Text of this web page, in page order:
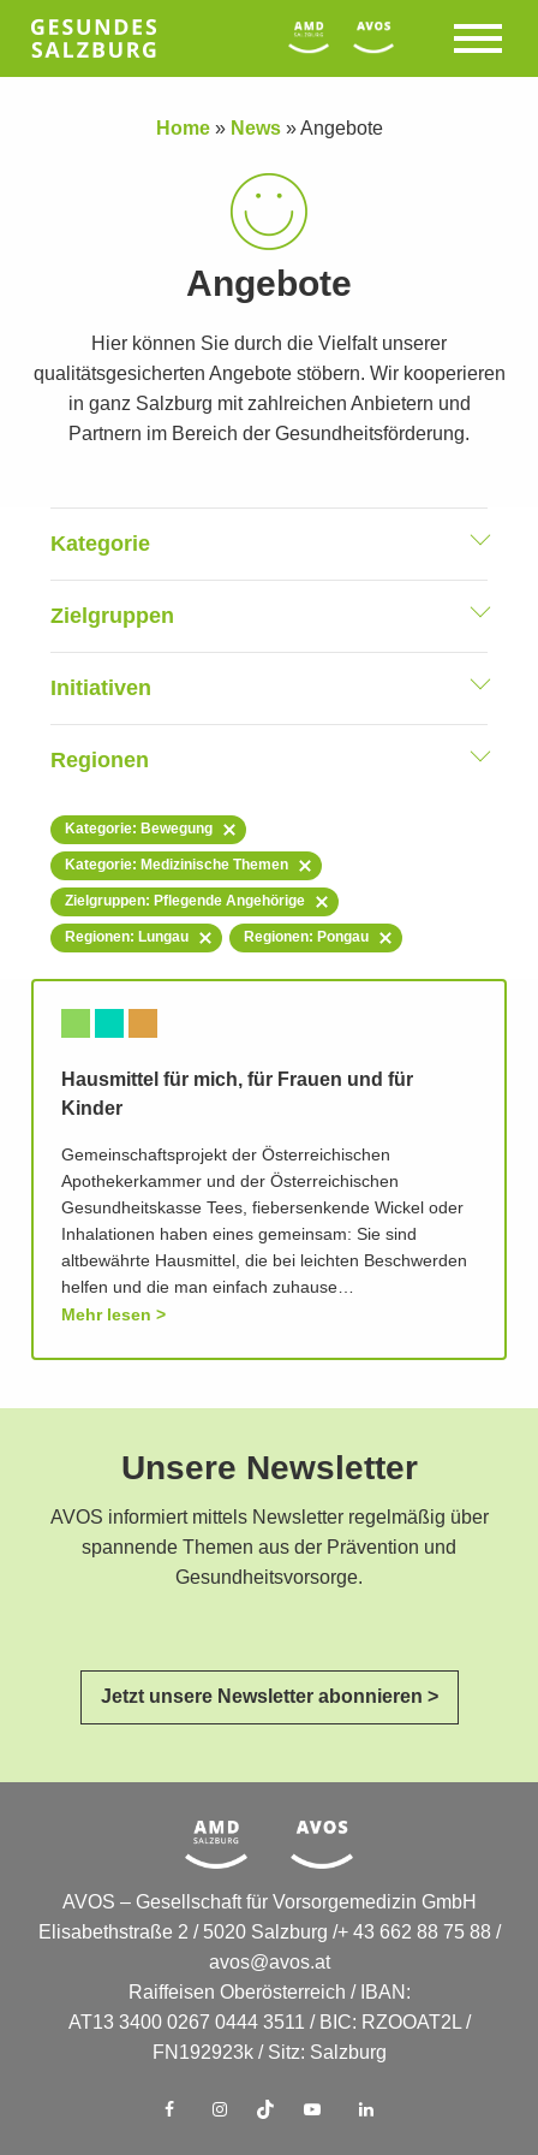
Home» News»Angebote
Angebote
Hier können Sie durch die Vielfalt unserer
qualitätsgesicherten Angebote stöbern. Wir kooperieren
in ganz Salzburg mit zahlreichen Anbietern und
Partnern im Bereich der Gesundheitsförderung.
Kategorie
Zielgruppen
Initiativen
Regionen
Kategorie: Bewegung
Kategorie: Medizinische Themen
Zielgruppen: Pflegende Angehörige
Regionen: Lungau Regionen: Pongau
Hausmittel für mich, für Frauen und für
Kinder
Gemeinschaftsprojekt der Österreichischen
Apothekerkammer und der Österreichischen
Gesundheitskasse Tees, fiebersenkende Wickel oder
Inhalationen haben eines gemeinsam: Sie sind
altbewährte Hausmittel, die bei leichten Beschwerden
helfen und die man einfach zuhause…
Mehr lesen
Unsere Newsletter
AVOS informiert mittels Newsletter regelmäßig über
spannende Themen aus der Prävention und
Gesundheitsvorsorge.
Jetzt unsere Newsletter abonnieren >
AVOS – Gesellschaft für Vorsorgemedizin GmbH
Elisabethstraße 2 / 5020 Salzburg /+ 43 662 88 75 88 /
avos@avos.at
Raiffeisen Oberösterreich / IBAN:
AT13 3400 0267 0444 3511 / BIC: RZOOAT2L /
FN192923k / Sitz: Salzburg